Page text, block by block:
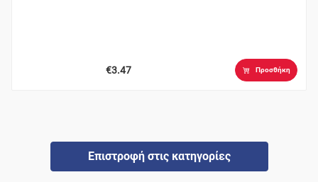
€3.47 Προσθήκη
Επιστροφή στις κατηγορίες